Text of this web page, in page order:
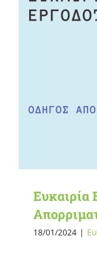
Ευκαιρία
18/01/2024 |